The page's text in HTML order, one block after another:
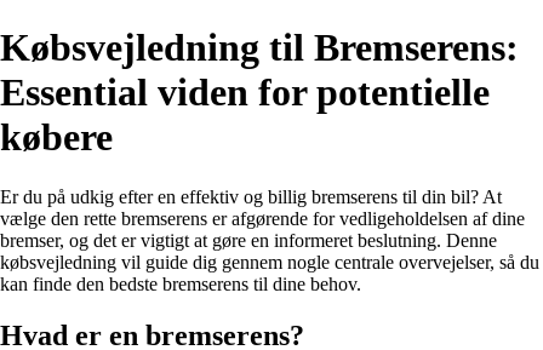
Købsvejledning til Bremserens:
Essential viden for potentielle
købere
Er du på udkig efter en effektiv og billig bremserens til din bil? At
vælge den rette bremserens er afgørende for vedligeholdelsen af dine
bremser, og det er vigtigt at gøre en informeret beslutning. Denne
købsvejledning vil guide dig gennem nogle centrale overvejelser, så du
kan finde den bedste bremserens til dine behov.
Hvad er en bremserens?